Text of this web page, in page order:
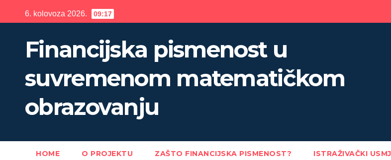
to
6. kolovoza 2026. 09:17
Financijska pismenost u
suvremenom matematičkom
obrazovanju
HOME O PROJEKTU ZAŠTO FINANCIJSKA PISMENOST? ISTRAŽIVAČKI